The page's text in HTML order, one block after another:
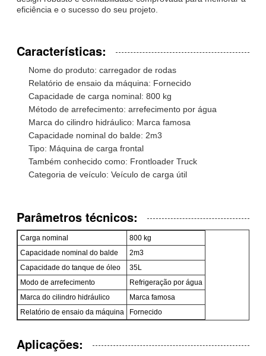
eficiência e o sucesso do seu projeto.
Características:
Nome do produto: carregador de rodas
Relatório de ensaio da máquina: Fornecido
Capacidade de carga nominal: 800 kg
Método de arrefecimento: arrefecimento por água
Marca do cilindro hidráulico: Marca famosa
Capacidade nominal do balde: 2m3
Tipo: Máquina de carga frontal
Também conhecido como: Frontloader Truck
Categoria de veículo: Veículo de carga útil
Parâmetros técnicos:
Carga nominal
800 kg
Capacidade nominal do balde
2m3
Capacidade do tanque de óleo
35L
Modo de arrefecimento
Refrigeração por água
Marca do cilindro hidráulico
Marca famosa
Relatório de ensaio da máquina
Fornecido
Aplicações: